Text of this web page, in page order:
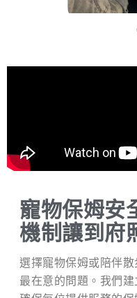
寵物保姆安
機制讓到府
選擇寵物保姆或陪伴
最在意的問題。我們